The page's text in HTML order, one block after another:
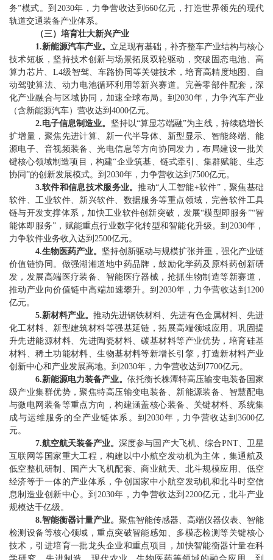
务”模式。到 2030年， 力争营收达到660亿元，打造世界领先的现代
轨道交通装备产业体系 。
（三） 培育壮大新兴产业
1.新能源汽车产业。 立足现有基础，补齐整车产业结构与核心
技术短板，坚持技术创新与场景拓展双轮驱动，突破固态电池、高
算力芯片、 L4级智驾、车路协同等关键技术，培育高精度地图、自
动驾驶算法、动力电池循环利用等新兴赛道。完善零部件配套，深
化产业融合与区域协同，加速全球布局。到 2030年，力争汽车产业
（含新能源汽车）营收达到 4000亿元。
2.电子信息制造业。 坚持以“算显芯端融”为主线，持续稳增长
扩增量，聚焦先进计算、新一代半导体、新型显示、智能终端、能
源电子、音视频装备、光电信息等方向协同发力，布局建设一批关
键核心领域制造项目，构建“企业筑基、链式牵引、集群赋能、生态
协同”的创新发展模式。到 2030年，力争营收达到 7500亿元。
3.软件和信息技术服务业。推动“ 人工智能+软件”，聚焦基础
软件、工业软件、新兴软件、数据服务等重点领域，完善软件工具
链与开发支撑体系，加快工业软件创新突破，发展“模型即服务”“智
能体即服务” ，赋能重点行业数字化转型和智能化升级。到 2030年，
力争软件业务收入达到 2500亿元。
4.生物医药产业。 坚持创新驱动与规模扩张并重，强化产业链
价值链协同。做强湖湘道地中药品牌，鼓励化学药及原料药创新研
发，发展高端医疗装备、智能医疗器械，抢抓生物制造等新赛道，
推动产业向价值链中高端加速攀升。到 2030年，力争营收达到 1200
亿元。
5.新材料产业。 推动先进钢铁材料、先进有色金属材料、先进
化工材料、新型建筑材料等强基延链，拓展高端领域应用 。巩固提
升先进能源材料、先进陶瓷材料、碳基材料等产业优势，培育硅基
材料、稀土功能材料、生物基材料等新增长引擎，打造新材料产业
创新中心和产业发展高地。到 2030年，力争营收达到 7700亿元。
6.新能源电力装备产业。 依托衡长株潭特高压输变电装备国家
级产业集群优势，聚焦特高压输变电装备、新能源装备、智慧配电
与微电网装备等重点方向，构建涵盖核心装备、关键材料、系统集
成与运维服务的全产业链体系。到 2030年， 力争营收达到 3600亿
元。
7.航空航天装备产业。深度参与国产大飞机、综合PNT、卫星
互联网等国家重大工程，构建以中小航空发动机为主体，集通航及
低空整机研制、国产大飞机配套、商业航天、北斗规模应用、低空
经济等于一体的产业体系，争创国家中小航空发动机和北斗时空信
息制造业创新中心。到 2030年，力争营收达到 2200亿元，北斗产业
规模达千亿级。
8.智能衡器计量产业。 聚焦智能传感器、高端仪器仪表、智能
检测设备等核心领域，重点突破智能感知、多模态检测等关键核心
技术，引进培育一批龙头企业和重点项目，加快智能衡器计量在科